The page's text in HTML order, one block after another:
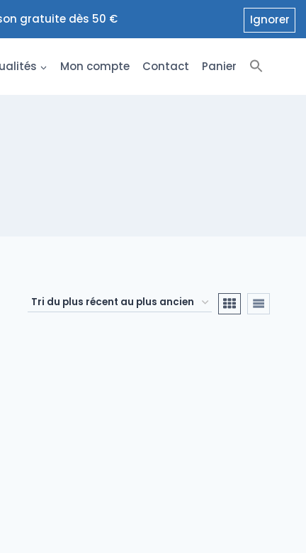
gratuite dès 50 € Ignorer
Mon compte Contact Panier